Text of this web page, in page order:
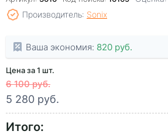
Производитель: Sonix
Ваша экономия: 820 руб.
Цена за 1 шт.
6 100 руб.
5 280 руб.
Итого: